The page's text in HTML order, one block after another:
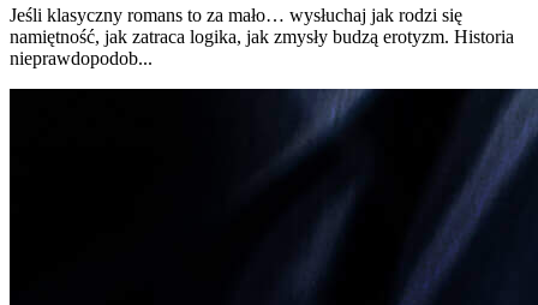
Jeśli klasyczny romans to za mało… wysłuchaj jak rodzi się
namiętność, jak zatraca logika, jak zmysły budzą erotyzm. Historia
nieprawdopodob...